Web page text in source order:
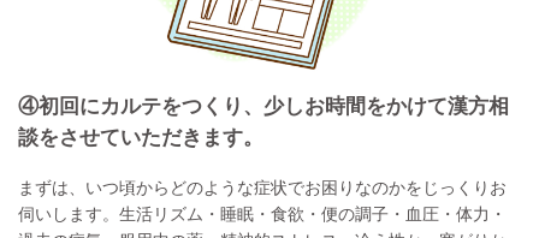
④初回にカルテをつくり、少しお時間をかけて漢方相
談をさせていただきます。
まずは、いつ頃からどのような症状でお困りなのかをじっくりお
伺いします。生活リズム・睡眠・食欲・便の調子・血圧・体力・